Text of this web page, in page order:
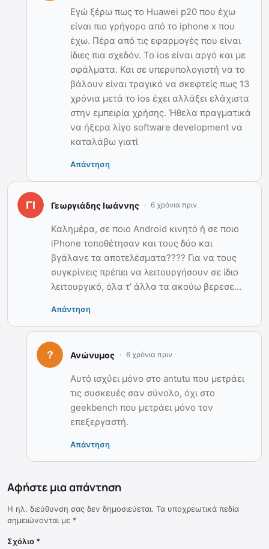
Εγώ ξέρω πως το Huawei p20 που έχω
είναι πιο γρήγορο από το iphone x που
έχω. Πέρα από τις εφαρμογές που είναι
ίδιες πια σχεδόν. Το ios είναι αργό και με
σφάλματα. Και σε υπερυπολογιστή να το
βάλουν είναι τραγικό να σκεφτείς πως 13
χρόνια μετά το ios έχει αλλάξει ελάχιστα
στην εμπειρία χρήσης. Ήθελα πραγματικά
να ήξερα λίγο software development να
καταλάβω γιατί
Απάντηση
Γεωργιάδης Ιωάννης 6 χρόνια πριν
Καλημέρα, σε ποιο Android κινητό ή σε ποιο
iPhone τοποθέτησαν και τους δύο και
βγάλανε τα αποτελέσματα???? Για να τους
συγκρίνεις πρέπει να λειτουργήσουν σε ίδιο
λειτουργικό, όλα τ’ άλλα τα ακούω βερεσε…
Απάντηση
Ανώνυμος 6 χρόνια πριν
Αυτό ισχύει μόνο στο antutu που μετράει
τις συσκευές σαν σύνολο, όχι στο
geekbench που μετράει μόνο τον
επεξεργαστή.
Απάντηση
Αφήστε μια απάντηση
Η ηλ. διεύθυνση σας δεν δημοσιεύεται. Τα υποχρεωτικά πεδία
σημειώνονται με *
Σχόλιο *